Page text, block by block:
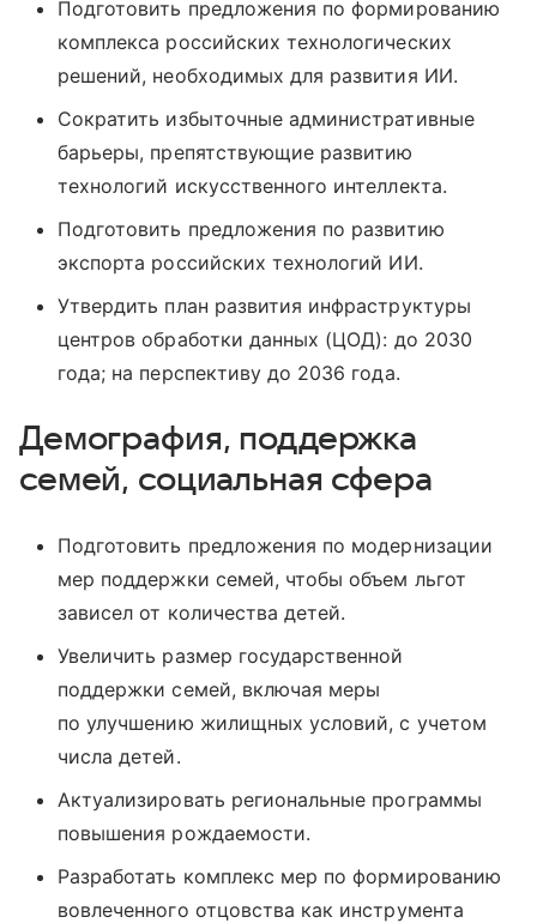
Подготовить предложения по формированию
комплекса российских технологических
решений, необходимых для развития ИИ.
Сократить избыточные административные
барьеры, препятствующие развитию
технологий искусственного интеллекта.
Подготовить предложения по развитию
экспорта российских технологий ИИ.
Утвердить план развития инфраструктуры
центров обработки данных (ЦОД): до 2030
года; на перспективу до 2036 года.
Демография, поддержка
семей, социальная сфера
Подготовить предложения по модернизации
мер поддержки семей, чтобы объем льгот
зависел от количества детей.
Увеличить размер государственной
поддержки семей, включая меры
по улучшению жилищных условий, с учетом
числа детей.
Актуализировать региональные программы
повышения рождаемости.
Разработать комплекс мер по формированию
вовлеченного отцовства как инструмента